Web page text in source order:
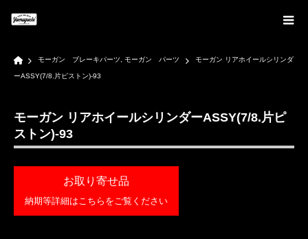
Home
モーガン ブレーキパーツ モーガン パーツ モーガン リアホイールシリンダ
ーASSY(7/8.片ピストン)-93
モーガン リアホイールシリンダーASSY(7/8.片ピ
ストン)-93
お取り寄せ品
納期等詳細はこちらをご覧ください